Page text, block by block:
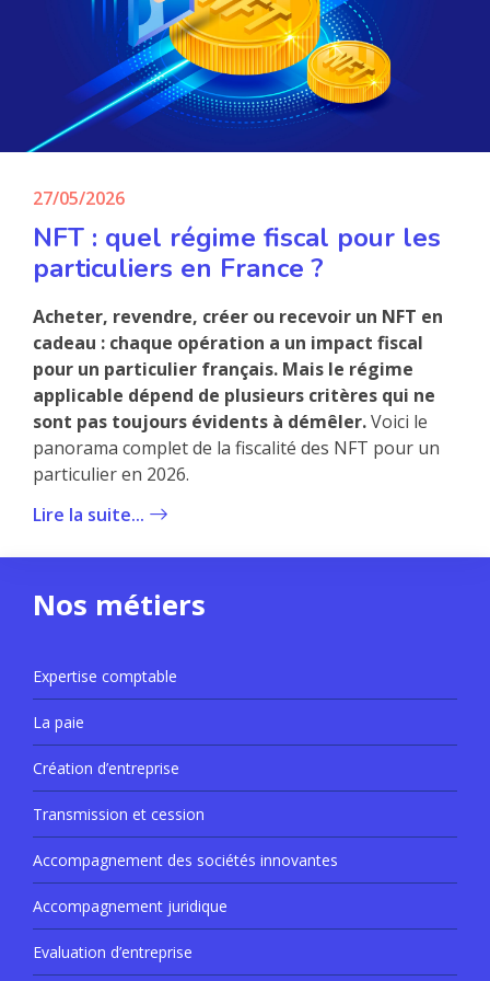
27/05/2026
NFT : quel régime fiscal pour les
particuliers en France ?
Acheter, revendre, créer ou recevoir un NFT en
cadeau : chaque opération a un impact fiscal
pour un particulier français. Mais le régime
applicable dépend de plusieurs critères qui ne
sont pas toujours évidents à démêler.Voici le
panorama complet de la fiscalité des NFT pour un
particulier en 2026.
Lire la suite...
Nos métiers
Expertise comptable
La paie
Création d’entreprise
Transmission et cession
Accompagnement des sociétés innovantes
Accompagnement juridique
Evaluation d’entreprise